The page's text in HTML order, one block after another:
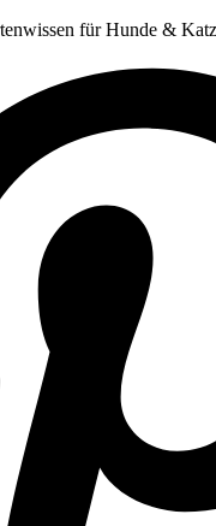
für Hunde &